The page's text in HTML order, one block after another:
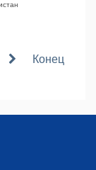
Конец